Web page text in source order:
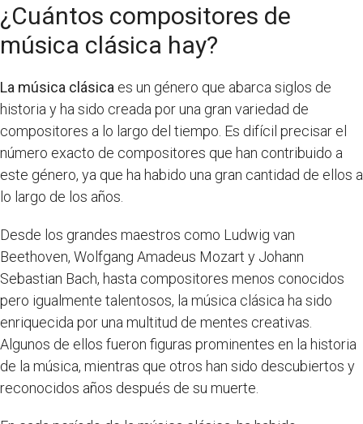
¿Cuántos compositores de
música clásica hay?
La música clásica es un género que abarca siglos de
historia y ha sido creada por una gran variedad de
compositores a lo largo del tiempo. Es difícil precisar el
número exacto de compositores que han contribuido a
este género, ya que ha habido una gran cantidad de ellos a
lo largo de los años.
Desde los grandes maestros como Ludwig van
Beethoven, Wolfgang Amadeus Mozart y Johann
Sebastian Bach, hasta compositores menos conocidos
pero igualmente talentosos, la música clásica ha sido
enriquecida por una multitud de mentes creativas.
Algunos de ellos fueron figuras prominentes en la historia
de la música, mientras que otros han sido descubiertos y
reconocidos años después de su muerte.